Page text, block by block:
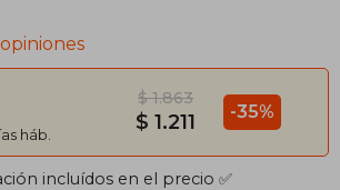
háb.
$ 1.863
$ 1.211 -35%
incluídos en el precio ✅